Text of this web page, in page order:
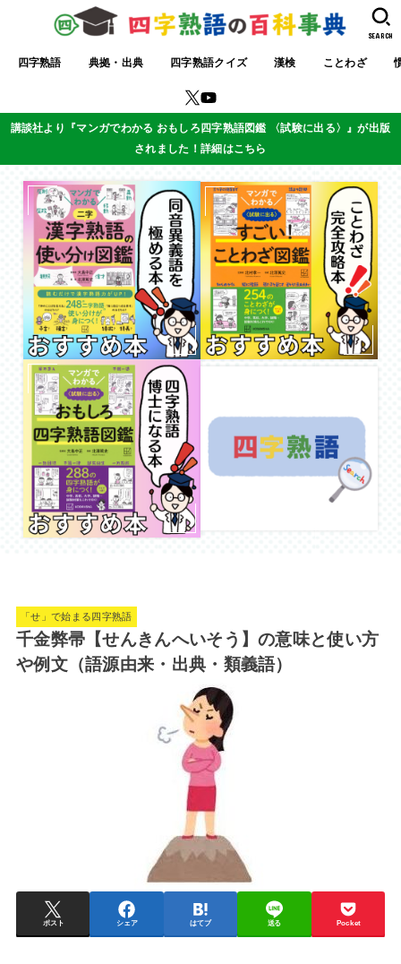
四字熟語 典拠・出典 四字熟語クイズ 漢検 ことわざ
SEARCH
講談社より『マンガでわかる おもしろ四字熟語図鑑 〈試験に出る〉』が出版
されました！詳細はこちら
「せ」で始まる四字熟語
千金弊帚【せんきんへいそう】の意味と使い方
や例文（語源由来・出典・類義語）
ポスト シェア はてブ 送る Pocket